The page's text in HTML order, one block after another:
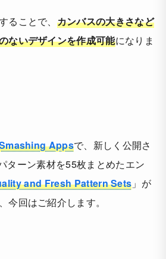
ることで、 カンバスの大きさなど
ないデザインを作成可能になりま
Appsで、新しく公開さ
ターン素材を55枚まとめたエン
and Fresh Pattern Sets 」が
今回はご紹介します。